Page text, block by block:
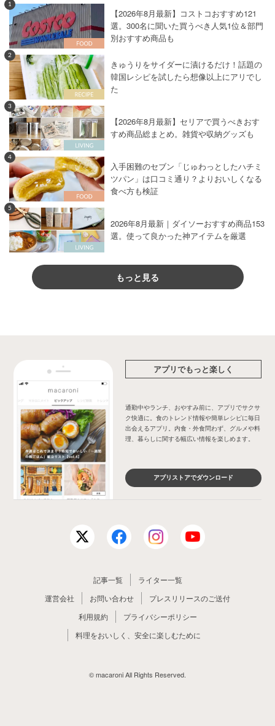
1
【2026年8月最新】コストコおすすめ121
選。300名に聞いた買うべき人気1位＆部門
別おすすめ商品も
2
きゅうりをサイダーに漬けるだけ！話題の
韓国レシピを試したら想像以上にアリでし
た
3
【2026年8月最新】セリアで買うべきおす
すめ商品総まとめ。雑貨や収納グッズも
4
入手困難のセブン「じゅわっとしたハチミ
ツパン」は口コミ通り？よりおいしくなる
食べ方も検証
5
2026年8月最新｜ダイソーおすすめ商品153
選。使って良かった神アイテムを厳選
もっと見る
アプリでもっと楽しく
通勤中やランチ、おやすみ前に、アプリでサクサ
ク快適に。食のトレンド情報や簡単レシピに毎日
出会えるアプリ。内食・外食問わず、グルメや料
理、暮らしに関する幅広い情報を楽しめます。
アプリストアでダウンロード
記事一覧
ライター一覧
運営会社
お問い合わせ
プレスリリースのご送付
利用規約
プライバシーポリシー
料理をおいしく、安全に楽しむために
© macaroni All Rights Reserved.